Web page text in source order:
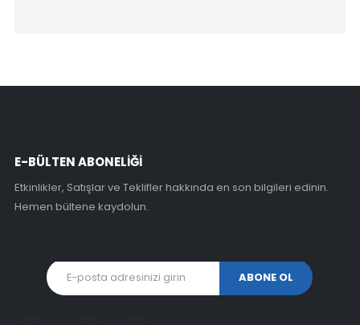
E-BÜLTEN ABONELİĞİ
Etkinlikler, Satışlar ve Teklifler hakkında en son bilgileri edinin.
Hemen bültene kaydolun.